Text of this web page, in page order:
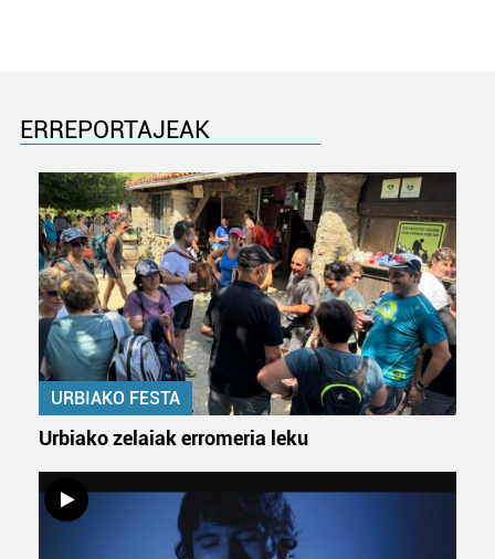
ERREPORTAJEAK
URBIAKO FESTA
Urbiako zelaiak erromeria leku